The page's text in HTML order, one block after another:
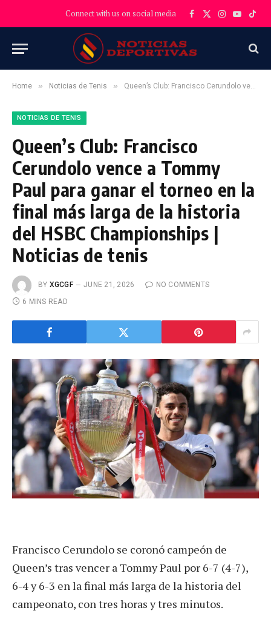
Connect with us on social media Facebook
X
Instagram
YouTube
Home » Noticias de Tenis » Queen’s Club: Francisco Cerundolo vence a Tommy Paul para ganar el torneo en la final más larga de la historia del HSBC Championships | Noticias de tenis
NOTICIAS DE TENIS
Queen’s Club: Francisco
Cerundolo vence a Tommy
Paul para ganar el torneo en la
final más larga de la historia
del HSBC Championships |
Noticias de tenis
BY XGCGF JUNE 21, 2026
NO COMMENTS
6 MINS READ
Francisco Cerundolo se coronó campeón de
Queen’s tras vencer a Tommy Paul por 6-7 (4-7),
6-4 y 6-3 en la final más larga de la historia del
campeonato, con tres horas y tres minutos.